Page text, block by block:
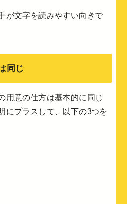
が文字を読みやすい向きで
同じ
用意の仕方は基本的に同じ
にプラスして、以下の3つを